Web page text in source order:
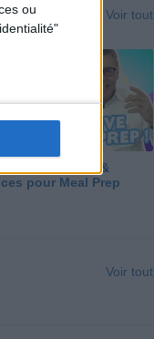
ou
Voir tout
Huile d'Olive &
pour Meal Prep
Voir tout